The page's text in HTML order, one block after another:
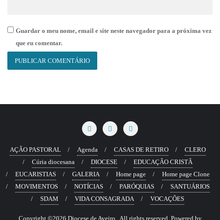
Guardar o meu nome, email e site neste navegador para a próxima vez
que eu comentar.
AÇÃO PASTORAL Agenda CASAS DE RETIRO
CLERO
Cúria diocesana
DIOCESE
EDUCAÇÃO CRISTÃ
EUCARISTIAS
GALERIA Home page
Home page Clone
MOVIMENTOS
NOTÍCIAS PARÓQUIAS
SANTUÁRIOS
SDAM
VIDA CONSAGRADA VOCAÇÕES
Copyright ©2026 Diocese de Aveiro . All rights reserved. Powered by